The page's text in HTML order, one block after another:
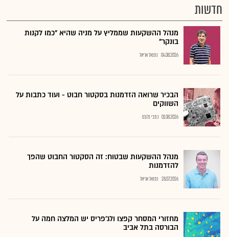
חדשות
מנהל ההשקעות שממליץ על מניה שהיא "כמו לקנות
בונקר"
04.08.2026 נתנאל אריאל
הבכיר שרואה הזדמנות בסקטור חבוט - ועוד כתבות על
השווקים
01.08.2026 כתבי גלובס
מנהל ההשקעות שבטוח: זה הסקטור החבוט שהפך
להזדמנות
28.07.2026 נתנאל אריאל
מחזורי המסחר קפצו ולג'פריס יש המלצה חמה על
הבורסה בתל אביב